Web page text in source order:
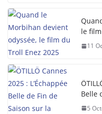
le
11
Belle
5